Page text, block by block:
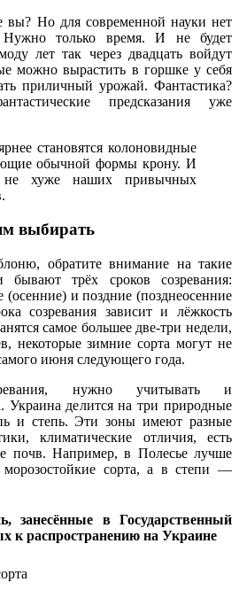
вы? Но для современной науки нет
Нужно только время. И не будет
лет так через двадцать войдут
можно вырастить в горшке у себя
приличный урожай. Фантастика?
предсказания уже
становятся колоновидные
обычной формы крону. И
хуже наших привычных
выбирать
обратите внимание на такие
трёх сроков созревания:
(осенние) и поздние (позднеосенние
созревания зависит и лёжкость
самое большее две-три недели,
некоторые зимние сорта могут не
июня следующего года.
нужно учитывать и
Украина делится на три природные
и степь. Эти зоны имеют разные
климатические отличия, есть
почв. Например, в Полесье лучше
морозостойкие сорта, а в степи —
занесённые в Государственный
к распространению на Украине